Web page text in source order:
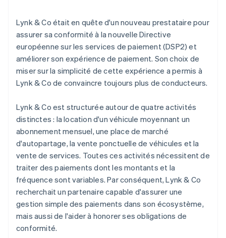
Lynk & Co était en quête d'un nouveau prestataire pour
assurer sa conformité à la nouvelle Directive
européenne sur les services de paiement (DSP2) et
améliorer son expérience de paiement. Son choix de
miser sur la simplicité de cette expérience a permis à
Lynk & Co de convaincre toujours plus de conducteurs.
Lynk & Co est structurée autour de quatre activités
distinctes : la location d'un véhicule moyennant un
abonnement mensuel, une place de marché
d'autopartage, la vente ponctuelle de véhicules et la
vente de services. Toutes ces activités nécessitent de
traiter des paiements dont les montants et la
fréquence sont variables. Par conséquent, Lynk & Co
recherchait un partenaire capable d'assurer une
gestion simple des paiements dans son écosystème,
mais aussi de l'aider à honorer ses obligations de
conformité.